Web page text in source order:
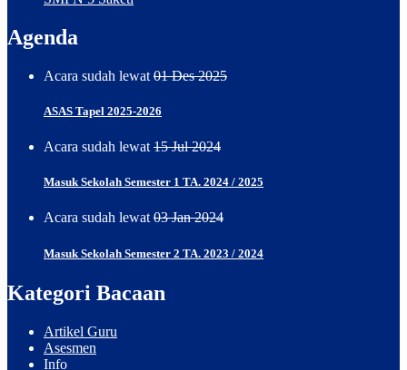
through
sapphire
back.
Agenda
Acara sudah lewat 01 Des 2025
ASAS Tapel 2025-2026
Acara sudah lewat 15 Jul 2024
Masuk Sekolah Semester 1 TA. 2024 / 2025
Acara sudah lewat03 Jan 2024
Masuk Sekolah Semester 2 TA. 2023 / 2024
Kategori Bacaan
Artikel Guru
Asesmen
Info